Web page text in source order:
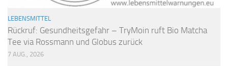
LEBENSMITTEL
Rückruf: Gesundheitsgefahr – TryMoin ruft Bio Matcha
Tee via Rossmann und Globus zurück
7 AUG., 2026